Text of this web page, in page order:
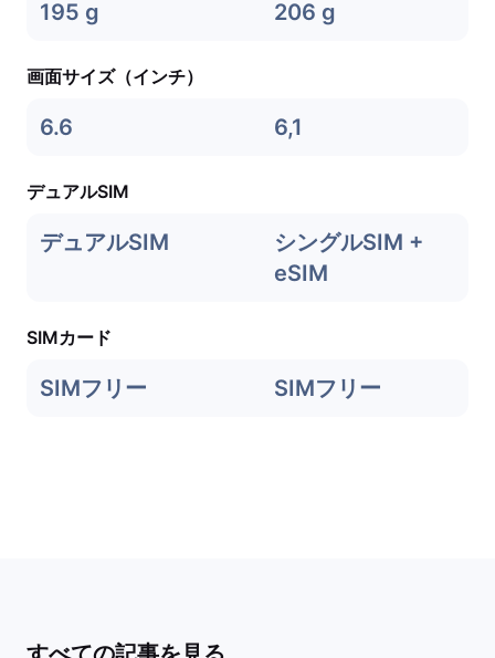
195 g 206 g
画面サイズ（インチ）
6.6 6,1
デュアルSIM
デュアルSIM
シングルSIM +
eSIM
SIMカード
SIMフリー SIMフリー